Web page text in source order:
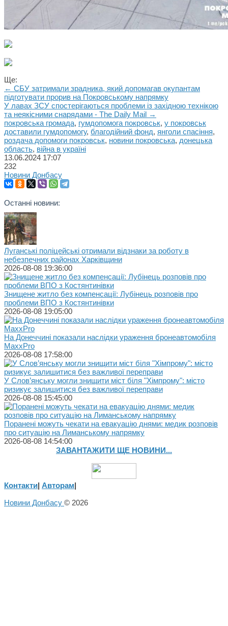
Ще:
← СБУ затримали зрадника, який допомагав окупантам
підготувати прорив на Покровському напрямку
У лавах ЗСУ спостерігаються проблеми із західною технікою
та неякісними снарядами - The Daily Mail →
покровська громада, гумдопомога покровськ, у покровськ
доставили гумдопомогу, благодійний фонд, янголи спасіння,
роздача допомоги покровськ, новини покровська, донецька
область, війна в україні
13.06.2024 17:07
232
Новини Донбасу
Останні новини:
Луганські поліцейські отримали відзнаки за роботу в
небезпечних районах Харківщини
2026-08-08 19:36:00
Знищене житло без компенсації: Лубінець розповів про
проблеми ВПО з Костянтинівки
2026-08-08 19:05:00
На Донеччині показали наслідки ураження бронеавтомобіля
MaxxPro
2026-08-08 17:58:00
У Слов’янську могли знищити міст біля "Хімпрому": місто
ризикує залишитися без важливої переправи
2026-08-08 15:45:00
Поранені можуть чекати на евакуацію днями: медик розповів
про ситуацію на Лиманському напрямку
2026-08-08 14:54:00
ЗАВАНТАЖИТИ ЩЕ НОВИНИ...
Контакти| Авторам|
Новини Донбасу © 2026